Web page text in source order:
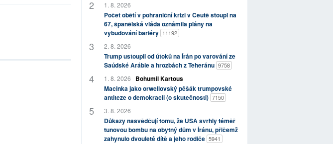
1. 8. 2026
Počet obětí v pohraniční krizi v Ceutě stoupl na
67, španělská vláda oznámila plány na
vybudování bariéry 11192
2. 8. 2026
Trump ustoupil od útoků na Írán po varování ze
Saúdské Arábie a hrozbách z Teheránu 9758
1. 8. 2026
Bohumil Kartous
Macinka jako orwellovský pěšák trumpovské
antiteze o demokracii (o skutečnosti) 7150
3. 8. 2026
Důkazy nasvědčují tomu, že USA svrhly téměř
tunovou bombu na obytný dům v Íránu, přičemž
zahynulo dvouleté dítě a jeho rodiče 5941